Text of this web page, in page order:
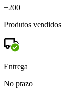
+200
Produtos vendidos
Entrega
No prazo